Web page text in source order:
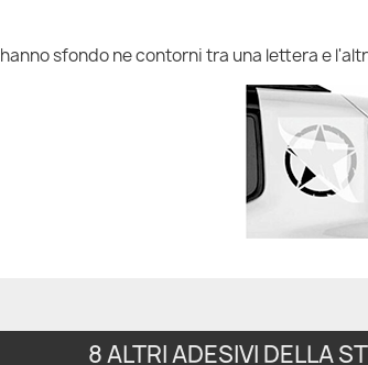
sfondo ne contorni tra una lettera e
8 ALTRI ADESIVI DELLA